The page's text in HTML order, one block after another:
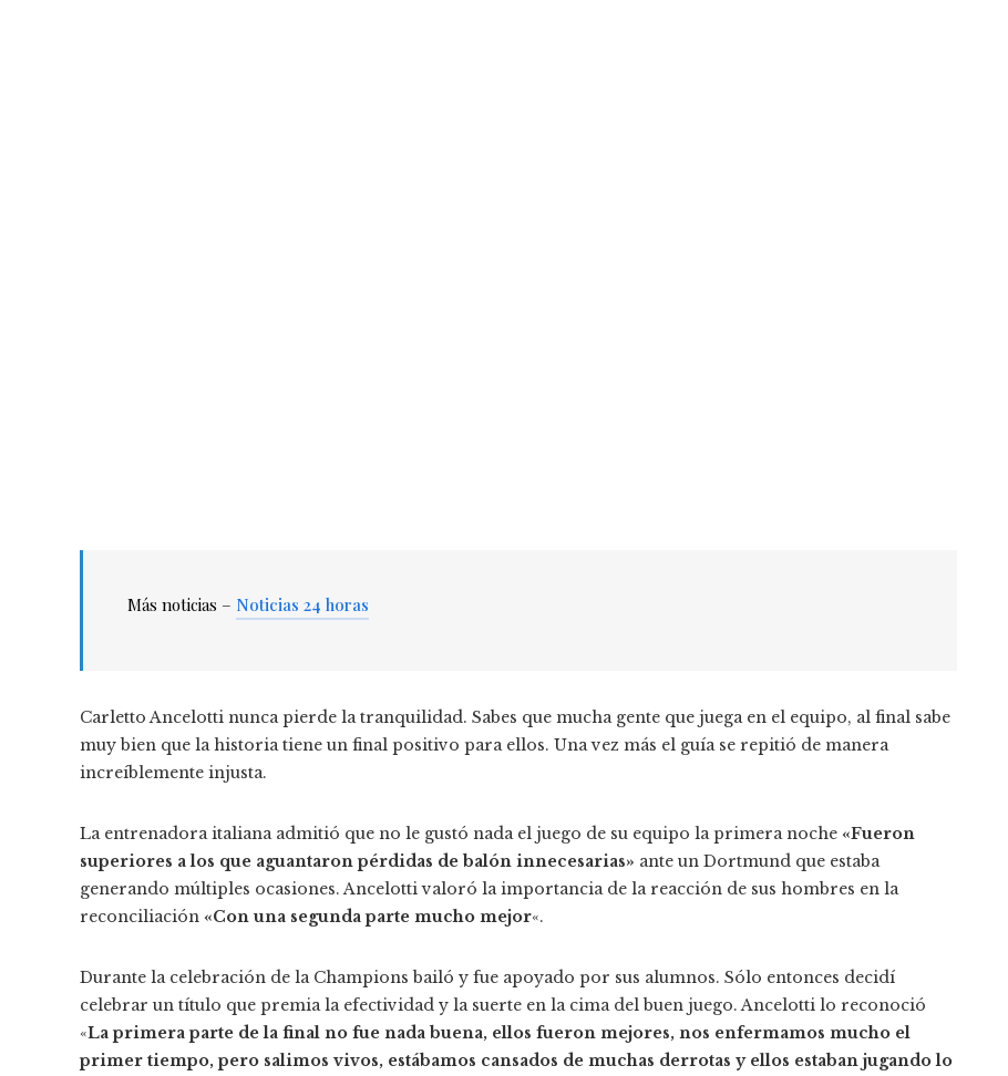
Más noticias – Noticias 24 horas
Carletto Ancelotti nunca pierde la tranquilidad. Sabes que mucha gente que juega en el equipo, al final sabe
muy bien que la historia tiene un final positivo para ellos. Una vez más el guía se repitió de manera
increíblemente injusta.
La entrenadora italiana admitió que no le gustó nada el juego de su equipo la primera noche «Fueron
superiores a los que aguantaron pérdidas de balón innecesarias» ante un Dortmund que estaba
generando múltiples ocasiones. Ancelotti valoró la importancia de la reacción de sus hombres en la
reconciliación «Con una segunda parte mucho mejor«.
Durante la celebración de la Champions bailó y fue apoyado por sus alumnos. Sólo entonces decidí
celebrar un título que premia la efectividad y la suerte en la cima del buen juego. Ancelotti lo reconoció
«La primera parte de la final no fue nada buena, ellos fueron mejores, nos enfermamos mucho el
primer tiempo, pero salimos vivos, estábamos cansados ​​de muchas derrotas y ellos estaban jugando lo